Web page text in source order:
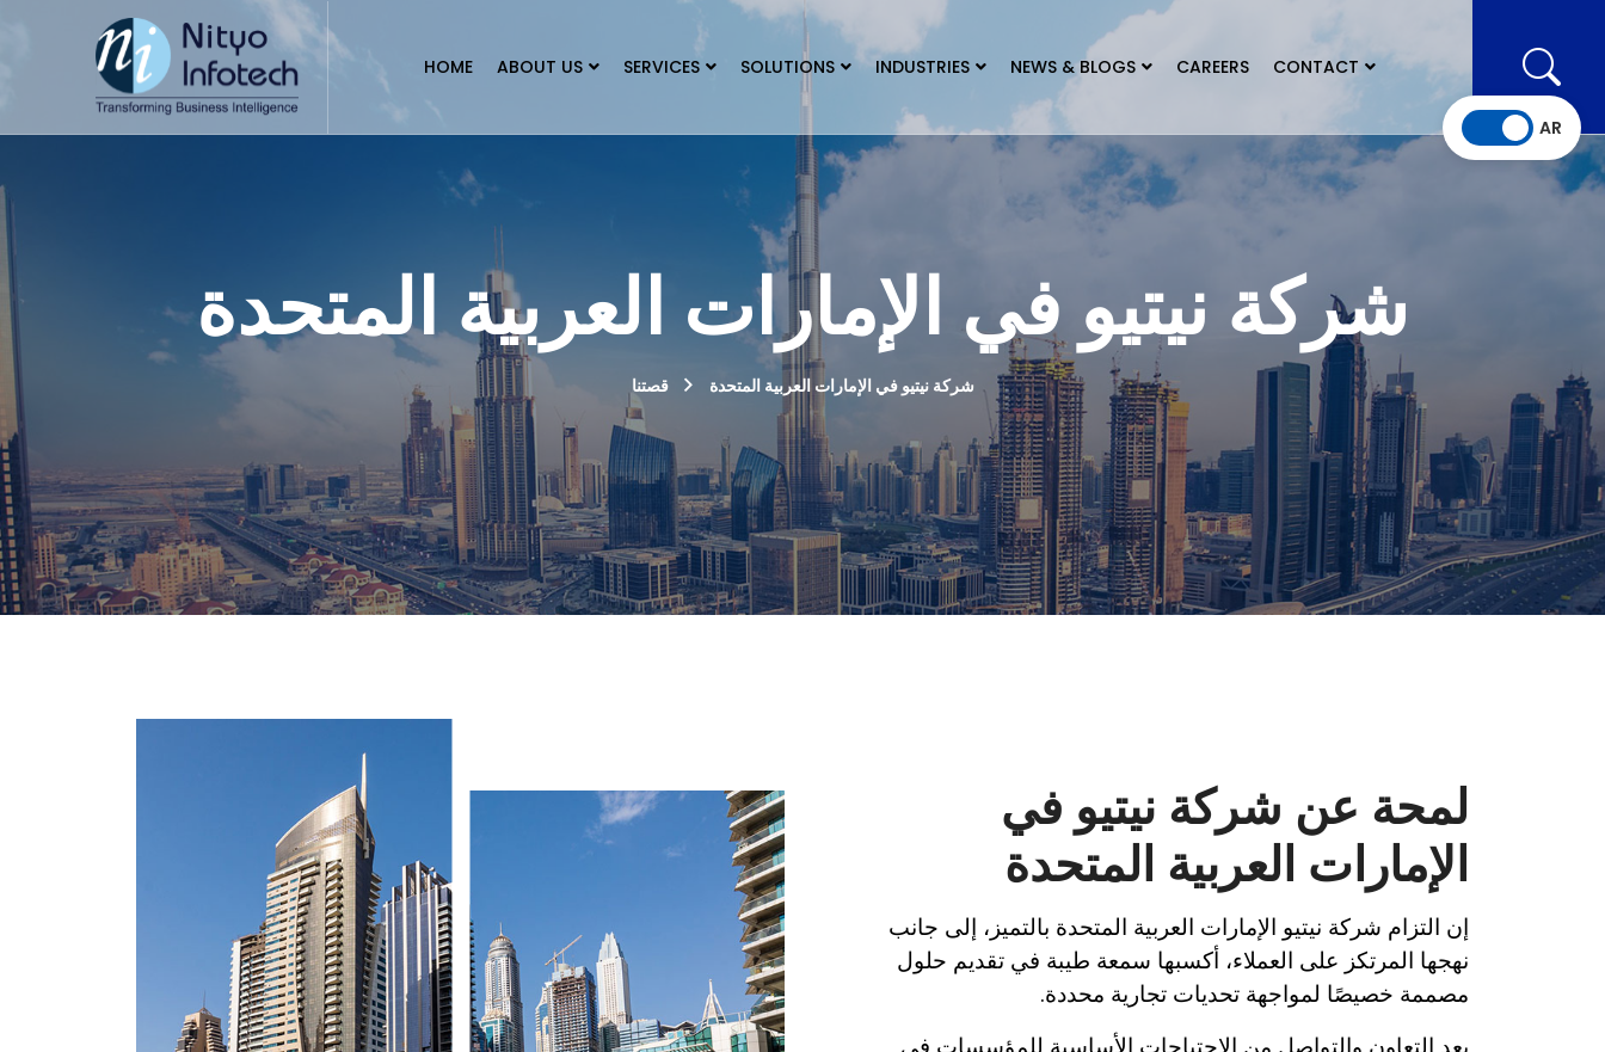
HOME ABOUT US SERVICES SOLUTIONS INDUSTRIES NEWS & BLOGS CAREERS CONTACT
AR
شركة نيتيو في الإمارات العربية المتحدة
قصتنا شركة نيتيو في الإمارات العربية المتحدة
لمحة عن شركة نيتيو في
الإمارات العربية المتحدة
إن التزام شركة نيتيو الإمارات العربية المتحدة بالتميز، إلى جانب
نهجها المرتكز على العملاء، أكسبها سمعة طيبة في تقديم حلول
مصممة خصيصًا لمواجهة تحديات تجارية محددة.